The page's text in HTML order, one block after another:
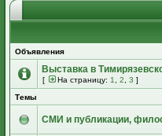
Объявления
Выставка в
[ На страницу: 1 2 3 ]
Темы
СМИ и публикации,